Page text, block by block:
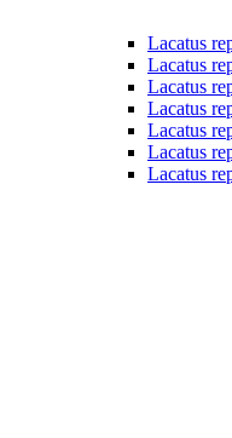
Lacatus
Lacatus
Lacatus
Lacatus
Lacatus
Lacatus
Lacatus